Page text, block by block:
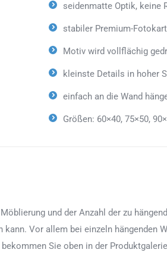
seidenmatte Optik, keine
stabiler Premium-
Motiv wird vollflächig
kleinste Details in hoher
einfach an die Wand
Größen: 60×40, 75×50,
und der Anzahl der zu
Vor allem bei einzeln hängenden
Sie oben in der